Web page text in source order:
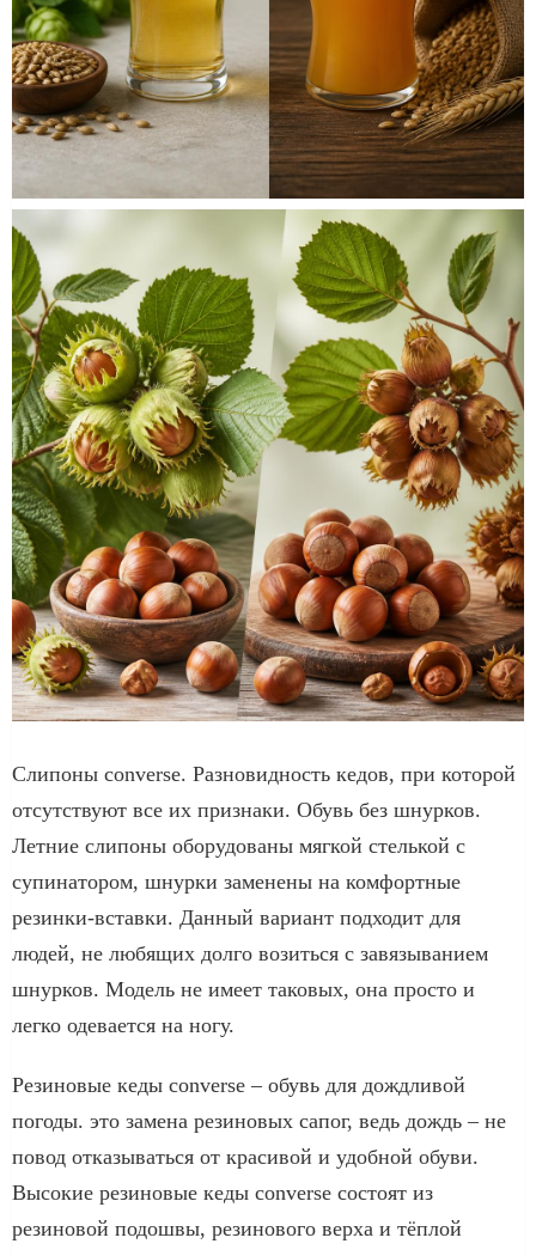
Слипоны converse. Разновидность кедов, при которой
отсутствуют все их признаки. Обувь без шнурков.
Летние слипоны оборудованы мягкой стелькой с
супинатором, шнурки заменены на комфортные
резинки-вставки. Данный вариант подходит для
людей, не любящих долго возиться с завязыванием
шнурков. Модель не имеет таковых, она просто и
легко одевается на ногу.
Резиновые кеды converse – обувь для дождливой
погоды. это замена резиновых сапог, ведь дождь – не
повод отказываться от красивой и удобной обуви.
Высокие резиновые кеды converse состоят из
резиновой подошвы, резинового верха и тёплой